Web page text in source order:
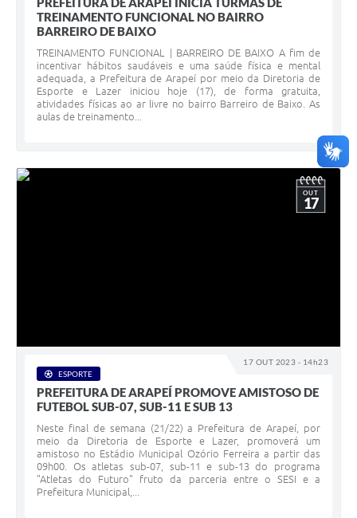
TREINAMENTO FUNCIONAL NO BAIRRO
BARREIRO DE BAIXO
TREINAMENTO FUNCIONAL | BARREIRO DE BAIXO A fim de
incentivar hábitos saudáveis e uma saúde física e mental
adequada, a Prefeitura de Arapeí por meio da Diretoria de
Esporte e Lazer iniciou hoje (17), de forma gratuita,
atividades físicas ao ar livre no bairro Barreiro de Baixo. As
aulas de treinamento...
17 OUT 2023 - 14h23
OUT
17
ESPORTE
PREFEITURA DE ARAPEÍ PROMOVE AMISTOSO DE
FUTEBOL SUB-07, SUB-11 E SUB 13
Neste final de semana (21/22) a Prefeitura de Arapeí, por
meio da Diretoria de Esporte e Lazer, promoverá um
amistoso no Estádio Municipal Ozório Ferreira a partir das
09h00. Os atletas sub-07, sub-11 e sub-13 do programa
"Atletas do Futuro" fruto da parceria entre o SESI e a
Prefeitura Municipal,...